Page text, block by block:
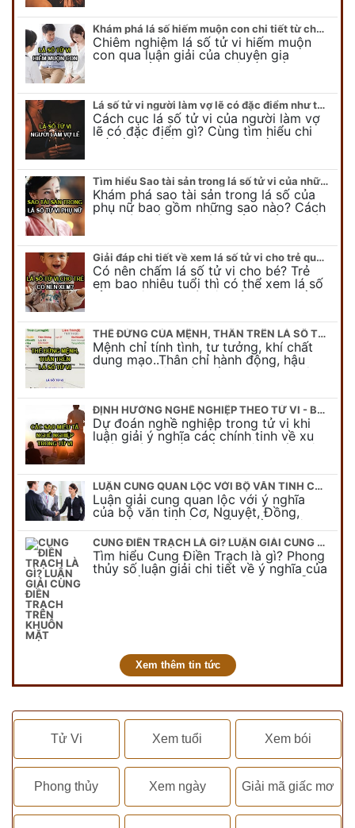
Khám phá lá số hiếm muộn con chi tiết từ chuyên gia Duy Linh
Chiêm nghiệm lá số tử vi hiếm muộn
con qua luận giải của chuyên gia
phong thủy Duy Linh. Có rất nhiều
Lá số tử vi người làm vợ lẽ có đặc điểm như thế nào ?
Cách cục lá số tử vi của người làm vợ
lẽ có đặc điểm gì? Cùng tìm hiểu chi
tiết về lá số làm vợ lẽ qua phần luận
Tìm hiểu Sao tài sản trong lá số tử vi của những người phụ nữ thành đạt
Khám phá sao tài sản trong lá số của
phụ nữ bao gồm những sao nào? Cách
cục giàu có trong lá số tử vi của người
Giải đáp chi tiết về xem lá số tử vi cho trẻ qua luận giải từ chuyên gia
Có nên chấm lá số tử vi cho bé? Trẻ
em bao nhiêu tuổi thì có thể xem lá số
tử vi? Đây đang là câu hỏi được nhiều
THẾ ĐỨNG CỦA MỆNH, THÂN TRÊN LÁ SỐ TỬ VI VÀ HỆ QUẢ TẤT YẾU
Mệnh chỉ tính tình, tư tưởng, khí chất
dung mạo..Thân chỉ hành động, hậu
vận, hậu thiên, và khả năng thành công
thuyết…
ĐỊNH HƯỚNG NGHỀ NGHIỆP THEO TỬ VI - BÀN VỀ CÁC SAO CHÍNH TINH
Dự đoán nghề nghiệp trong tử vi khi
luận giải ý nghĩa các chính tinh về xu
hướng tính chất nghề nghiệp, mức độ
LUẬN CUNG QUAN LỘC VỚI BỘ VĂN TINH CƠ NGUYỆT, ĐỒNG, LƯƠNG!
Luận giải cung quan lộc với ý nghĩa
của bộ văn tinh Cơ, Nguyệt, Đồng,
Lương miêu tả tính chất nghề nghiệp
của từng sao. Xem chi tiết về cung… CUNG ĐIỀN TRẠCH LÀ GÌ? LUẬN GIẢI CUNG ĐIỀN TRẠCH TRÊN KHUÔN MẶT
Tìm hiểu Cung Điền Trạch là gì? Phong
thủy số luận giải chi tiết về ý nghĩa của
cung Điền Trạch trên khuôn mặt mỗi
Xem thêm tin tức
Tử Vi Xem tuổi Xem bói
Phong thủy Xem ngày Giải mã giấc mơ